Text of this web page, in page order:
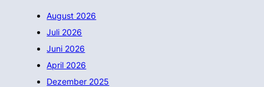
August 2026
Juli 2026
Juni 2026
April 2026
Dezember 2025